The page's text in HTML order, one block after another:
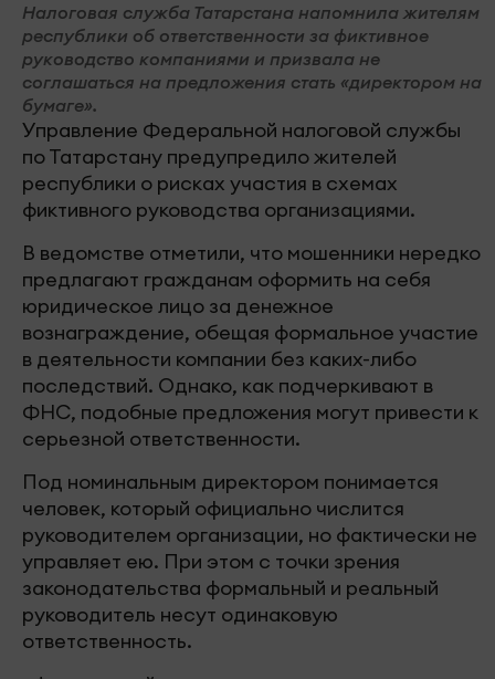
Налоговая служба Татарстана напомнила жителям
республики об ответственности за фиктивное
руководство компаниями и призвала не
соглашаться на предложения стать «директором на
бумаге».
Управление Федеральной налоговой службы
по Татарстану предупредило жителей
республики о рисках участия в схемах
фиктивного руководства организациями.
В ведомстве отметили, что мошенники нередко
предлагают гражданам оформить на себя
юридическое лицо за денежное
вознаграждение, обещая формальное участие
в деятельности компании без каких-либо
последствий. Однако, как подчеркивают в
ФНС, подобные предложения могут привести к
серьезной ответственности.
Под номинальным директором понимается
человек, который официально числится
руководителем организации, но фактически не
управляет ею. При этом с точки зрения
законодательства формальный и реальный
руководитель несут одинаковую
ответственность.